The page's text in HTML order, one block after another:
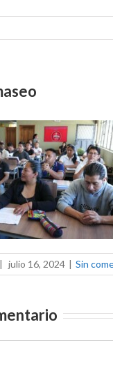
| julio 16, 2024 | Sin